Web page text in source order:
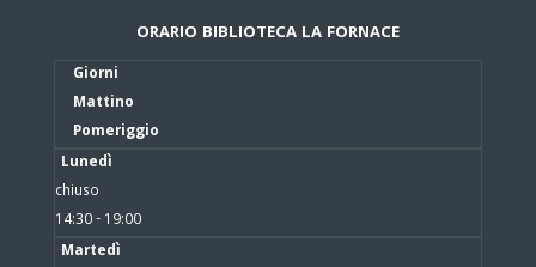
ORARIO BIBLIOTECA LA FORNACE
Giorni
Mattino
Pomeriggio
Lunedì
chiuso
14:30 - 19:00
Martedì